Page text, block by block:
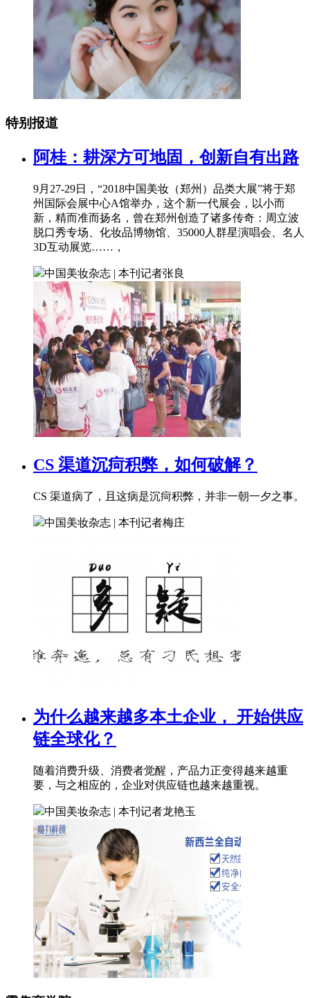
特别报道
阿桂：耕深方可地固，创新自有出路
9月27-29日，“2018中国美妆（郑州）品类大展”将于郑
州国际会展中心A馆举办，这个新一代展会，以小而
新，精而准而扬名，曾在郑州创造了诸多传奇：周立波
脱口秀专场、化妆品博物馆、35000人群星演唱会、名人
3D互动展览……，
中国美妆杂志 | 本刊记者张良
CS 渠道沉疴积弊，如何破解？
CS 渠道病了，且这病是沉疴积弊，并非一朝一夕之事。
中国美妆杂志 | 本刊记者梅庄
为什么越来越多本土企业， 开始供应
链全球化？
随着消费升级、消费者觉醒，产品力正变得越来越重
要，与之相应的，企业对供应链也越来越重视。
中国美妆杂志 | 本刊记者龙艳玉